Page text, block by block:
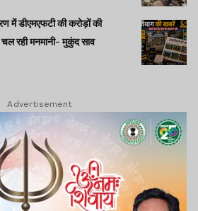
डीएमएफटी की करोड़ों की
चल रही मनमानी- मुकुंद साव
Advertisement